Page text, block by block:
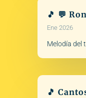
🎵 💬
Ene 2026
Melodía del
🎵